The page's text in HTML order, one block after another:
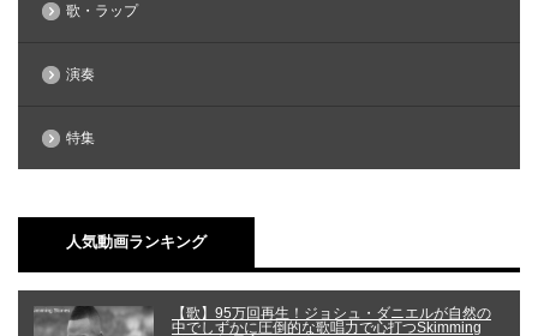
歌・ラップ
演奏
特集
人気動画ランキング
【歌】95万回再生！ジョシュ・ダニエルが自然の
中でしずかに圧倒的な歌唱力で心打つSkimming